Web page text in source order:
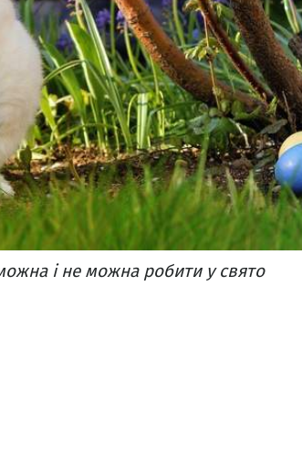
і не можна робити у свято